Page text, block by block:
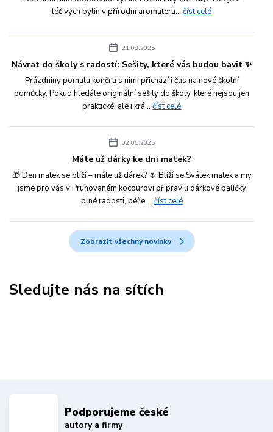
léčivých bylin v přírodní aromatera...číst celé
21.08.2025
Návrat do školy s radostí: Sešity, které vás budou bavit ✨
Prázdniny pomalu končí a s nimi přichází i čas na nové školní
pomůcky. Pokud hledáte originální sešity do školy, které nejsou jen
praktické, ale i krá...číst celé
02.05.2025
Máte už dárky ke dni matek?
🎁 Den matek se blíží – máte už dárek? 🌷 Blíží se Svátek matek a my
jsme pro vás v Pruhovaném kocourovi připravili dárkové balíčky
plné radosti, péče ... číst celé
Zobrazit všechny novinky
Sledujte nás na sítích
Podporujeme české
autory a firmy